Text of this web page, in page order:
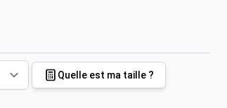
Quelle est ma taille ?